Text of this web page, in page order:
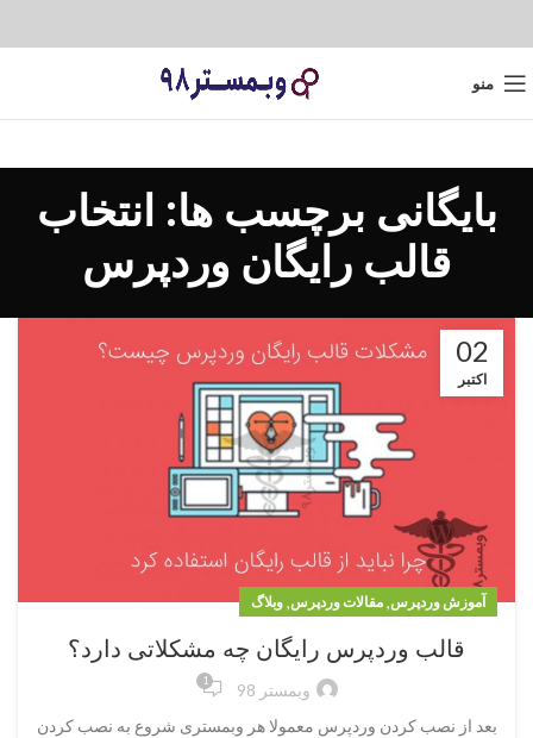
منو
بایگانی برچسب ها: انتخاب
قالب رایگان وردپرس
02
اکتبر
آموزش وردپرس, مقالات وردپرس, وبلاگ
قالب وردپرس رایگان چه مشکلاتی دارد؟
وبمستر 98 1
بعد از نصب کردن وردپرس معمولا هر وبمستری شروع به نصب کردن